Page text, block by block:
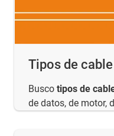
Tipos de cable
Busco tipos de
de datos, de motor,